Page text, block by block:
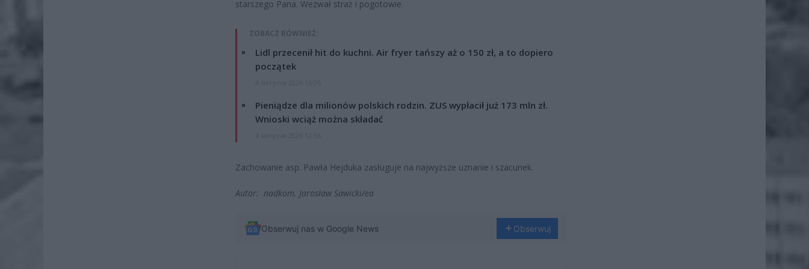
starszego Pana. Wezwał straż i pogotowie.
ZOBACZ RÓWNIEŻ:
Lidl przecenił hit do kuchni. Air fryer tańszy aż o 150 zł, a to dopiero
początek
Pieniądze dla milionów polskich rodzin. ZUS wypłacił już 173 mln zł.
Wnioski wciąż można składać
Zachowanie asp. Pawła Hejduka zasługuje na najwyższe uznanie i szacunek.
Autor: nadkom. Jarosław Sawicki/ea
Obserwuj nas w Google News Obserwuj